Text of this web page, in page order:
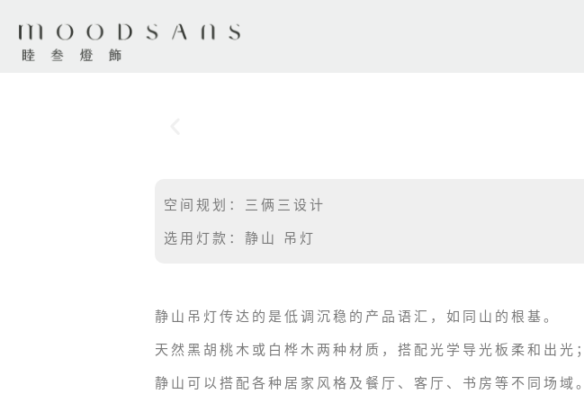
空间规划：三俩三设计
选用灯款：静山 吊灯
静山吊灯传达的是低调沉稳的产品语汇，如同山的根基。
天然黑胡桃木或白桦木两种材质，搭配光学导光板柔和出光；
静山可以搭配各种居家风格及餐厅、客厅、书房等不同场域。